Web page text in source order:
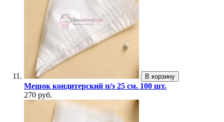
В корзину
Мешок кондитерский п/э 25 см. 100 шт.
270 руб.